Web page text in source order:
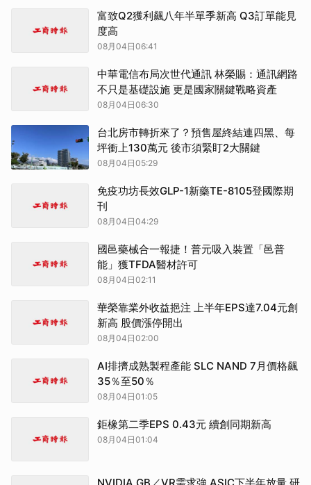
富致Q2獲利飆八年半單季新高 Q3訂單能見
度高
08月04日06:41
中華電信布局次世代通訊 林榮賜：通訊網路
不只是基礎設施 更是國家關鍵戰略資產
08月04日06:30
台北房市轉折來了？預售屋終結連四黑、每
坪衝上130萬元 後市須緊盯2大關鍵
08月04日05:29
免疫功坊長效GLP-1新藥TE-8105登國際期
刊
08月04日04:29
國邑藥械合一報捷！普元吸入裝置「邑普
能」獲TFDA醫材許可
08月04日02:11
華榮靠業外收益挹注 上半年EPS達7.04元創
新高 股價漲停開出
08月04日02:00
AI排擠成熟製程產能 SLC NAND 7月價格飆
35％至50％
08月04日01:05
鉅橡第二季EPS 0.43元 續創同期新高
08月04日01:04